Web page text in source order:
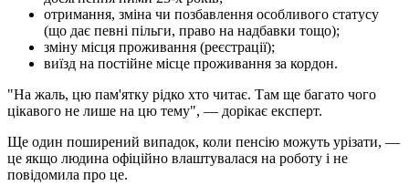
отримання, зміна чи позбавлення особливого статусу
(що дає певні пільги, право на надбавки тощо);
зміну місця проживання (реєстрації);
виїзд на постійне місце проживання за кордон.
"На жаль, цю пам'ятку рідко хто читає. Там ще багато чого
цікавого не лише на цю тему", — дорікає експерт.
Ще один поширений випадок, коли пенсію можуть урізати, —
це якщо людина офіційно влаштувалася на роботу і не
повідомила про це.